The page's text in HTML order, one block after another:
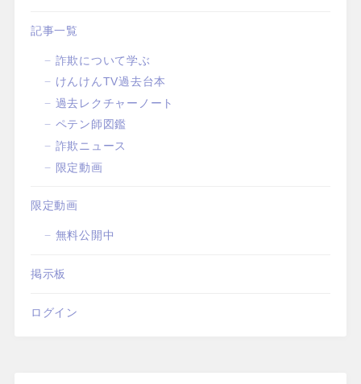
記事一覧
詐欺について学ぶ
けんけんTV過去台本
過去レクチャーノート
ペテン師図鑑
詐欺ニュース
限定動画
限定動画
無料公開中
掲示板
ログイン